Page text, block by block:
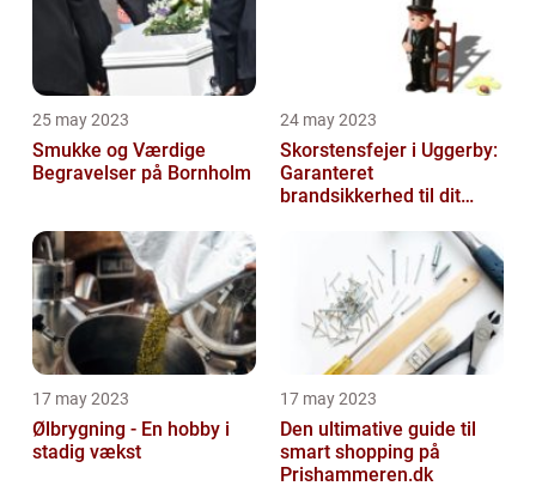
25 may 2023
Smukke og Værdige
Begravelser på Bornholm
24 may 2023
Skorstensfejer i Uggerby:
Garanteret
brandsikkerhed til dit
17 may 2023
Ølbrygning - En hobby i
stadig vækst
17 may 2023
Den ultimative guide til
smart shopping på
Prishammeren.dk